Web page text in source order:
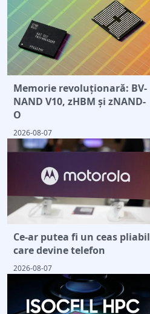
Memorie revoluționară: BV-
NAND V10, zHBM și zNAND-
O
2026-08-07
Ce-ar putea fi un ceas pliabil
care devine telefon
2026-08-07